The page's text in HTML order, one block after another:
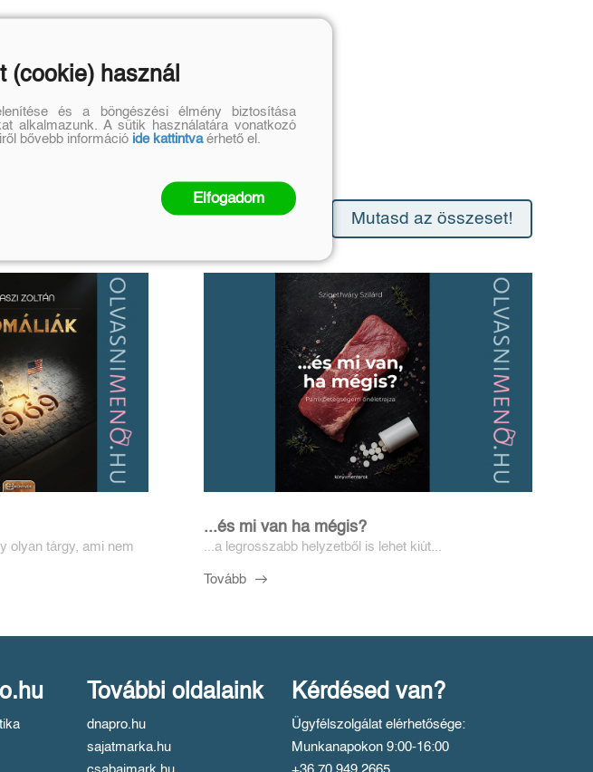
Mutasd az összeset!
olyan tárgy, ami nem
...és mi van ha mégis?
...a legrosszabb helyzetből is lehet kiút...
Tovább
További oldalaink
dnapro.hu
sajatmarka.hu
Kérdésed van?
Ügyfélszolgálat elérhetősége:
Munkanapokon 9:00-16:00
(cookie) használ
és a böngészési élmény biztosítása
alkalmazunk. A sütik használatára vonatkozó
bővebb információ ide kattintvaérhető el.
Elfogadom